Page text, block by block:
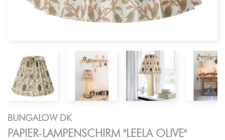
BUNGALOW DK
PAPIER-LAMPENSCHIRM "LEELA OLIVE"